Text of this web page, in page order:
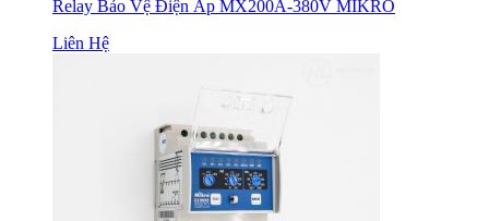
Relay Bảo Vệ Điện Áp MX200A-380V MIKRO
Liên Hệ